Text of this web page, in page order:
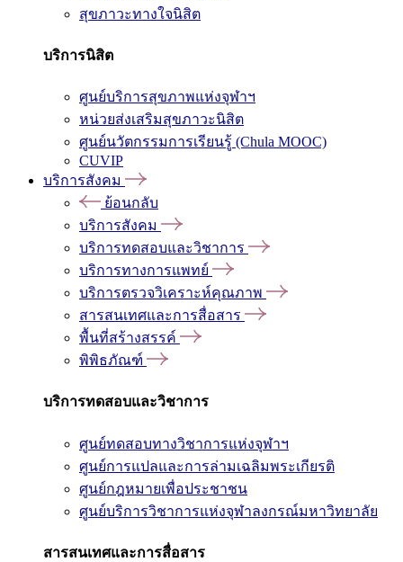
สุขภาวะทางใจนิสิต
บริการนิสิต
ศูนย์บริการสุขภาพแห่งจุฬาฯ
หน่วยส่งเสริมสุขภาวะนิสิต
ศูนย์นวัตกรรมการเรียนรู้ (Chula MOOC)
CUVIP
บริการสังคม
ย้อนกลับ
บริการสังคม
บริการทดสอบและวิชาการ
บริการทางการแพทย์
บริการตรวจวิเคราะห์คุณภาพ
สารสนเทศและการสื่อสาร
พื้นที่สร้างสรรค์
พิพิธภัณฑ์
บริการทดสอบและวิชาการ
ศูนย์ทดสอบทางวิชาการแห่งจุฬาฯ
ศูนย์การแปลและการล่ามเฉลิมพระเกียรติ
ศูนย์กฎหมายเพื่อประชาชน
ศูนย์บริการวิชาการแห่งจุฬาลงกรณ์มหาวิทยาลัย
สารสนเทศและการสื่อสาร